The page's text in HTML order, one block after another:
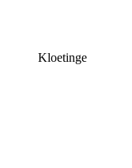
Kloetinge